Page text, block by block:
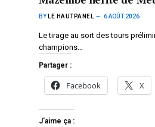
BY LE HAUTPANEL 6 AOÛT 2026
Le tirage au sort des tours
champions…
Partager :
Facebook X
J’aime ça :